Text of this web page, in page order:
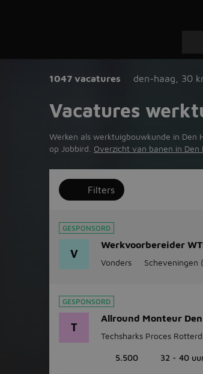
1047 vacatures den-haag 30
Vacatures
Werken als werktuigbouwkunde in
op Jobbird. Overzicht van banen in Den
Filters
GESPONSORD
V
Werkvoorbereider
Vonders Scheveningen
GESPONSORD
T
Allround Monteur Den
Techsharks Proces
5.500 32 - 40